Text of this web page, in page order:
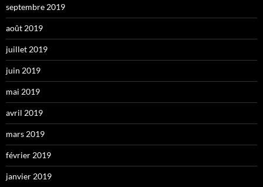
septembre 2019
août 2019
juillet 2019
juin 2019
mai 2019
avril 2019
mars 2019
février 2019
janvier 2019